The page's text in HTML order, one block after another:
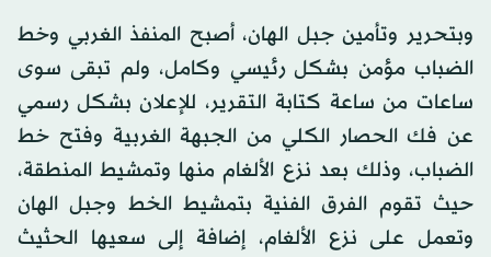
وبتحرير وتأمين جبل الهان، أصبح المنفذ الغربي وخط
الضباب مؤمن بشكل رئيسي وكامل، ولم تبقى سوى
ساعات من ساعة كتابة التقرير، للإعلان بشكل رسمي
عن فك الحصار الكلي من الجبهة الغربية وفتح خط
الضباب، وذلك بعد نزع الألغام منها وتمشيط المنطقة،
حيث تقوم الفرق الفنية بتمشيط الخط وجبل الهان
وتعمل على نزع الألغام، إضافة إلى سعيها الحثيث